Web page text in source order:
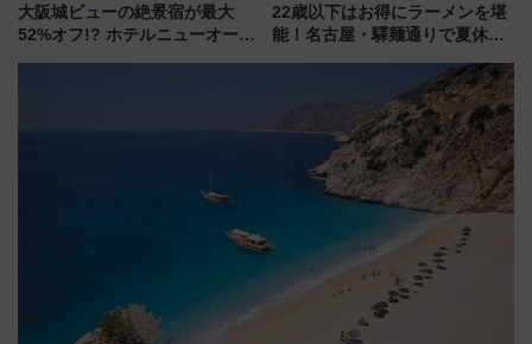
大阪城ビューの絶景宿が最大
52%オフ!? ホテルニューオータ
22歳以下はお得にラーメンを堪
能！名古屋・驛麺通りで夏休み